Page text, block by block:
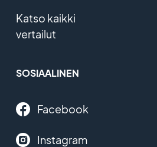
Katso kaikki
vertailut
SOSIAALINEN
Facebook
Instagram